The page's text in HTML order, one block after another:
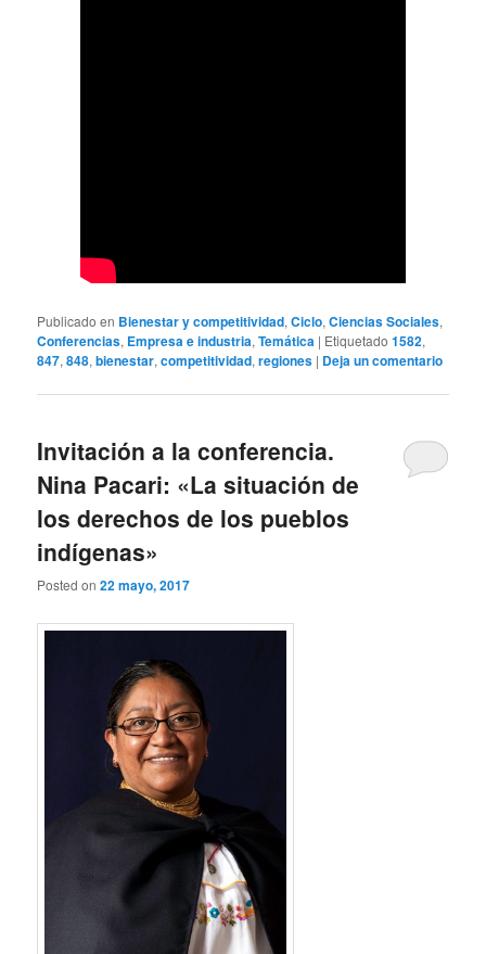
Publicado en Bienestar y competitividad,Ciclo,Ciencias Sociales,
Conferencias, Empresa e industria,Temática | Etiquetado 1582,
847,848,bienestar,competitividad,regiones | Deja un comentario
Invitación a la conferencia.
Nina Pacari: «La situación de
los derechos de los pueblos
indígenas»
Posted on22 mayo, 2017